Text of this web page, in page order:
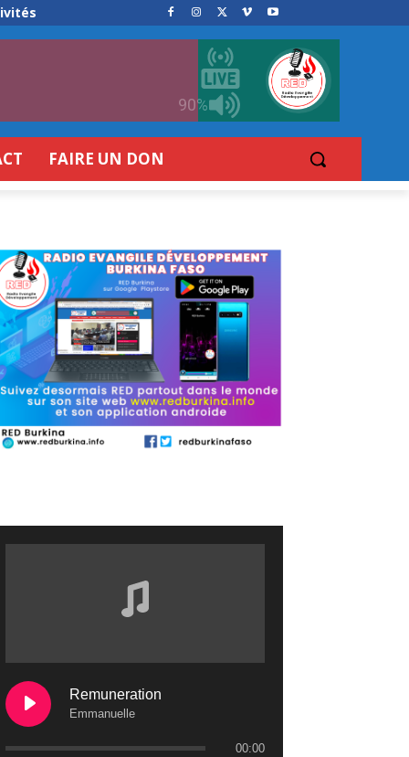
90%
FAIRE UN DON
Remuneration
Emmanuelle
00:00